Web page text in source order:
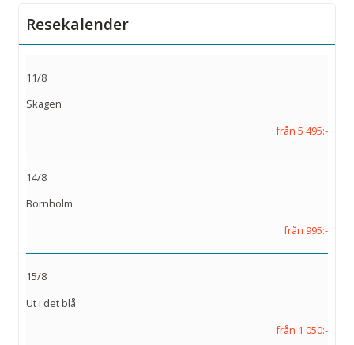
Resekalender
11/8
Skagen
från 5 495:-
14/8
Bornholm
från 995:-
15/8
Ut i det blå
från 1 050:-